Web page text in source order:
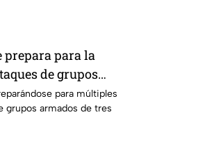
prepara para la
de grupos
para múltiples
grupos armados de tres